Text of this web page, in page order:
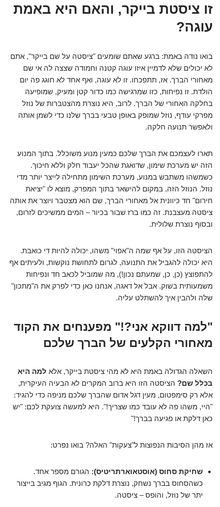
זו ציסטת בייקר, והאם היא באמת
עוגה?
בואו נודה באמת: ברגע שאתם שומעים "ציסטה על שם בייקר", אתם
לא יכולים שלא לדמיין איזו עוגה קטנה וחמודה שצצה לה אי שם
מאחורי הברך. אז, תתפכחו. זו לא עוגה, ואף אחד לא חוגג פה יום
הולדת. זו נפיחות, כזו שמרגישה כמו כדור קטן ומעיק, שמופיעה
בחלקה האחורי של הברך. לרוב, היא נוצרת מהצטברות של נוזל
מפרקי עודף, נוזל שמופק באופן טבעי בברך שלנו כדי לשמן אותה
ולאפשר תנועה חלקה.
תארו לעצמכם את הברך שלכם כמעין מנוע משוכלל. בתוך המנוע
הזה יש מערכת שימון, שדואגת שהכל יעבוד חלק וללא חיכוך.
כשמשהו משתבש במנוע, מערכת השימון מתחילה לייצר יותר מדי
נוזל. הנוזל הזה, במקום להישאר בתוך המפרק, מוצא לו "יציאת
חירום" חד כיוונית אל מאחורי הברך, שם הוא מצטבר ויוצר את אותה
ציסטה מעצבנת. זה כמו ברז שבור בכיור – המים ממשיכים לזרום,
ובסוף נוצרת שלולית.
הציסטה הזו, על אף שמה ה"אפוי" משהו, יכולה להיות די כואבת.
היא יכולה להגביל את התנועה, לגרום לתחושת נוקשות, ולעיתים אף
להתפוצץ (כן, כן, שמעתם נכון!), מה שמוביל לכאב חד ונפיחות
משמעותית בשוק. אבל אל דאגה, אנחנו כאן כדי לפרק את ה"מתכון"
שלה ולהבין איך להשתלט עליה.
"למה דווקא אני?!" מפענחים את הקוד
מאחורי הקלעים של הברך שלכם
השאלה הגדולה באמת היא לא מהי ציסטת בייקר, אלא למה היא
בכלל שם? הציסטה הזו היא ברוב המקרים לא הבעיה העיקרית,
אלא רק סימפטום, מעין דגל אדום שהברך שלכם מניפה כדי להגיד:
"היי, משהו פה לא עובד כמו שצריך!". היא למעשה צועקת לכם: "יש
כאן דלקת או פגיעה בברך!"
אז מהן הסיבות הנפוצות ל"צעקות" האלה? בואו נפרט:
שחיקת סחוס (אוסטאוארתריטיס): הגורם מספר אחד.
כשהסחוס בברך נשחק, נוצרת דלקת כרונית. הגוף מגיב בייצור
יתר של נוזל, והופס – ציסטה.